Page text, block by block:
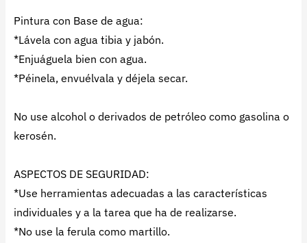
Pintura con Base de agua:
*Lávela con agua tibia y jabón.
*Enjuáguela bien con agua.
*Péinela, envuélvala y déjela secar.
No use alcohol o derivados de petróleo como gasolina o
kerosén.
ASPECTOS DE SEGURIDAD:
*Use herramientas adecuadas a las características
individuales y a la tarea que ha de realizarse.
*No use la ferula como martillo.